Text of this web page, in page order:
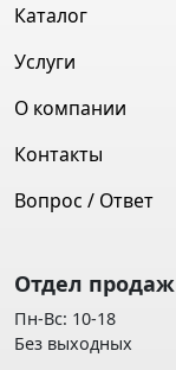
Каталог
Услуги
О компании
Контакты
Вопрос / Ответ
Отдел продаж
Пн-Вс: 10-18
Без выходных